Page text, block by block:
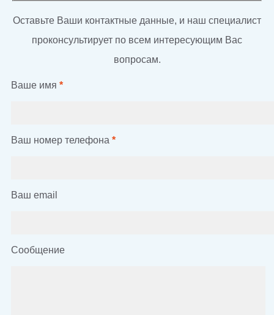
Оставьте Ваши контактные данные, и наш специалист
проконсультирует по всем интересующим Вас
вопросам.
Ваше имя *
Ваш номер телефона *
Ваш email
Сообщение